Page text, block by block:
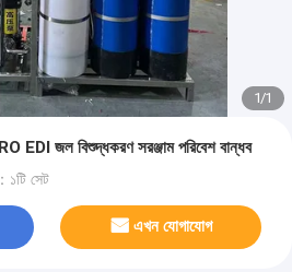
1/1
EDI জল বিশুদ্ধকরণ সরঞ্জাম পরিবেশ বান্ধব
১টি সেট
এখন যোগাযোগ